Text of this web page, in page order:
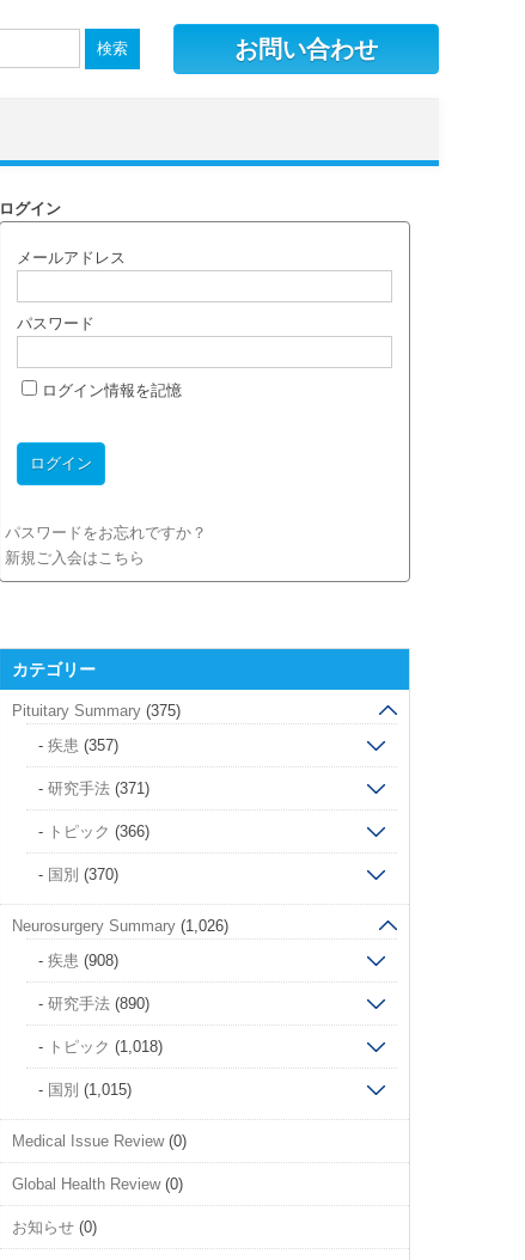
お問い合わせ
ログイン
メールアドレス
パスワード
ログイン情報を記憶
パスワードをお忘れですか？
新規ご入会はこちら
カテゴリー
Pituitary Summary(375)
疾患 (357)
研究手法(371)
トピック (366)
国別 (370)
Neurosurgery Summary(1,026)
疾患 (908)
研究手法(890)
トピック (1,018)
国別 (1,015)
Medical Issue Review(0)
Global Health Review(0)
お知らせ(0)